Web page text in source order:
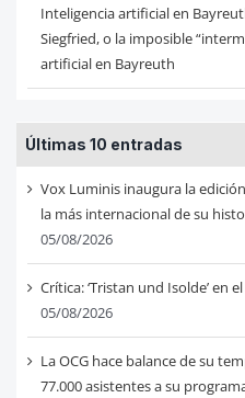
Inteligencia artificial en
Siegfried, o la imposible
artificial en Bayreuth
Últimas 10 entradas
Vox Luminis inaugura la
la más internacional de su
05/08/2026
Crítica: ‘Tristan und Isolde’ en
05/08/2026
La OCG hace balance de su
77.000 asistentes a su